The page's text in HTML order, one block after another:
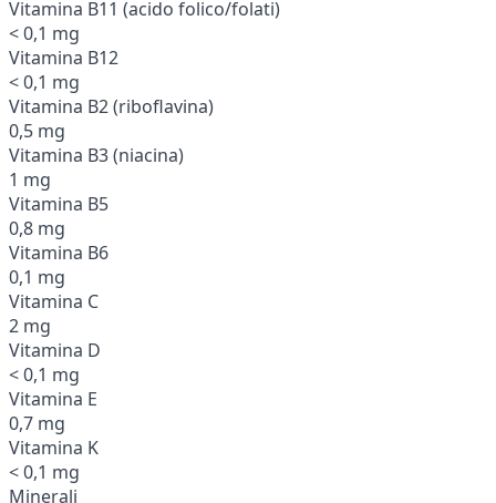
Vitamina B11 (acido folico/folati)
< 0,1 mg
Vitamina B12
< 0,1 mg
Vitamina B2 (riboflavina)
0,5 mg
Vitamina B3 (niacina)
1 mg
Vitamina B5
0,8 mg
Vitamina B6
0,1 mg
Vitamina C
2 mg
Vitamina D
< 0,1 mg
Vitamina E
0,7 mg
Vitamina K
< 0,1 mg
Minerali